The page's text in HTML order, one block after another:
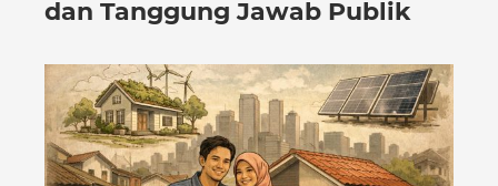
dan Tanggung Jawab Publik